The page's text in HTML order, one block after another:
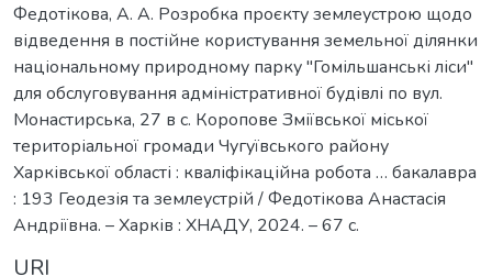
Федотікова, А. А. Розробка проєкту землеустрою щодо
відведення в постійне користування земельної ділянки
національному природному парку "Гомільшанські ліси"
для обслуговування адміністративної будівлі по вул.
Монастирська, 27 в с. Коропове Зміївської міської
територіальної громади Чугуївського району
Харківської області : кваліфікаційна робота … бакалавра
: 193 Геодезія та землеустрій / Федотікова Анастасія
Андріївна. – Харків : ХНАДУ, 2024. – 67 с.
URI